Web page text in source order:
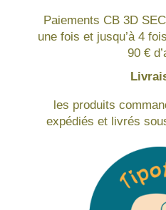
Paiements CB 3D
une fois et jusqu’à 4
90 €
les produits
expédiés et livrés